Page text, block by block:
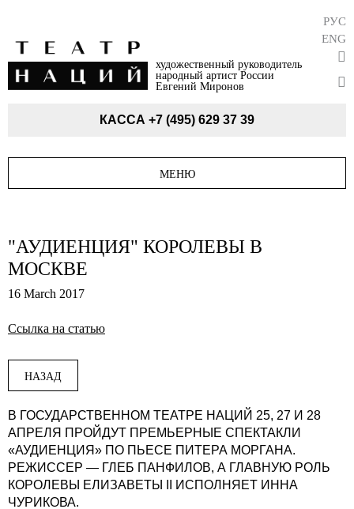
художественный руководитель
народный артист России
Евгений Миронов
РУС
ENG
КАССА +7 (495) 629 37 39
МЕНЮ
"АУДИЕНЦИЯ" КОРОЛЕВЫ В
МОСКВЕ
16 March 2017
Ссылка на статью
НАЗАД
В ГОСУДАРСТВЕННОМ ТЕАТРЕ НАЦИЙ 25, 27 И 28
АПРЕЛЯ ПРОЙДУТ ПРЕМЬЕРНЫЕ СПЕКТАКЛИ
«АУДИЕНЦИЯ» ПО ПЬЕСЕ ПИТЕРА МОРГАНА.
РЕЖИССЕР — ГЛЕБ ПАНФИЛОВ, А ГЛАВНУЮ РОЛЬ
КОРОЛЕВЫ ЕЛИЗАВЕТЫ II ИСПОЛНЯЕТ ИННА
ЧУРИКОВА.